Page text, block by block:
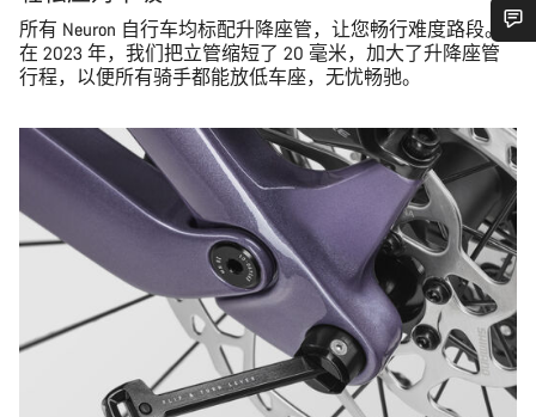
所有 Neuron 自行车均标配升降座管，让您畅行难度路段。
在 2023 年，我们把立管缩短了 20 毫米，加大了升降座管
行程，以便所有骑手都能放低车座，无忧畅驰。
您需要帮助吗？
我们的客户支持专家正在等待为您答疑解惑。
开始聊天
关闭